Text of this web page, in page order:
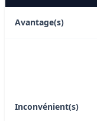
Avantage(s)
Inconvénient(s)